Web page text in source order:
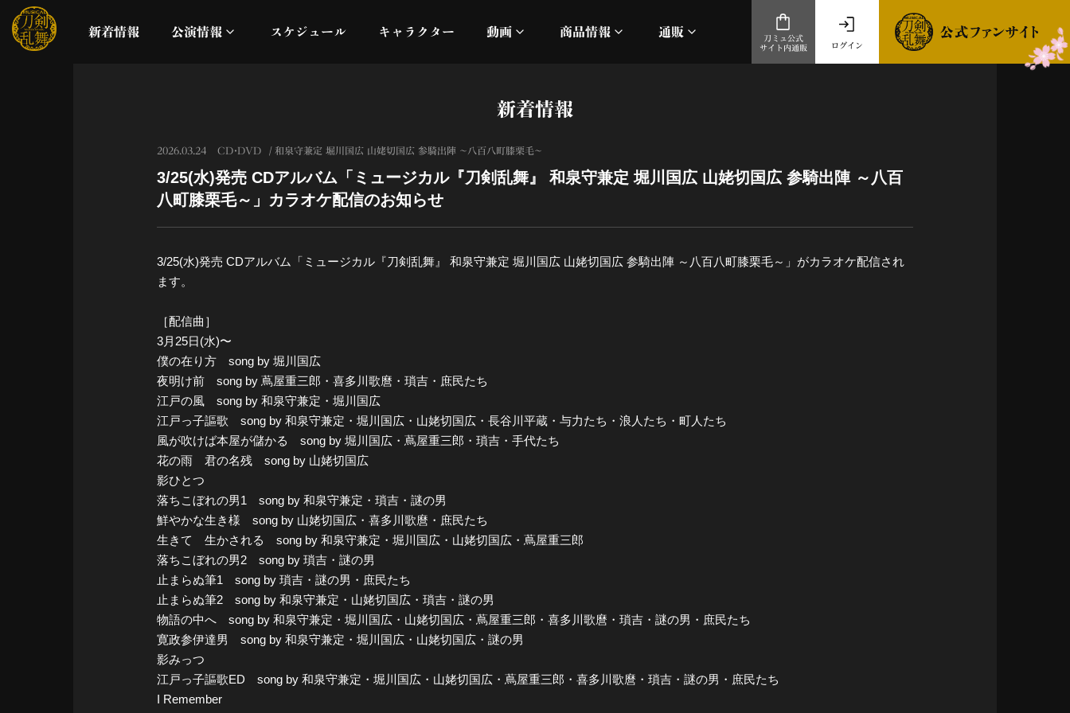
新着情報 公演情報
これまでの公演
公演に関するお知らせ
スケジュール キャラクター 動画
オフィシャルムービー
商品情報
加州清光 単騎出陣 極
ディスコグラフィー
通販
ログイン
刀ミュ公式
サイト内通販
新着情報
2026.03.24 CD・DVD 和泉守兼定 堀川国広 山姥切国広 参騎出陣 ～八百八町膝栗毛～
3/25(水)発売 CDアルバム「ミュージカル『刀剣乱舞』 和泉守兼定 堀川国広 山姥切国広 参騎出陣 ～八百
八町膝栗毛～」カラオケ配信のお知らせ
3/25(水)発売 CDアルバム「ミュージカル『刀剣乱舞』 和泉守兼定 堀川国広 山姥切国広 参騎出陣 ～八百八町膝栗毛～」がカラオケ配信され
ます。
［配信曲］
3月25日(水)〜
僕の在り方 song by 堀川国広
夜明け前 song by 蔦屋重三郎・喜多川歌麿・瑣吉・庶民たち
江戸の風 song by 和泉守兼定・堀川国広
江戸っ子謳歌 song by 和泉守兼定・堀川国広・山姥切国広・長谷川平蔵・与力たち・浪人たち・町人たち
風が吹けば本屋が儲かる song by 堀川国広・蔦屋重三郎・瑣吉・手代たち
花の雨 君の名残 song by 山姥切国広
影ひとつ
落ちこぼれの男1 song by 和泉守兼定・瑣吉・謎の男
鮮やかな生き様 song by 山姥切国広・喜多川歌麿・庶民たち
生きて 生かされる song by 和泉守兼定・堀川国広・山姥切国広・蔦屋重三郎
落ちこぼれの男2 song by 瑣吉・謎の男
止まらぬ筆1 song by 瑣吉・謎の男・庶民たち
止まらぬ筆2 song by 和泉守兼定・山姥切国広・瑣吉・謎の男
物語の中へ song by 和泉守兼定・堀川国広・山姥切国広・蔦屋重三郎・喜多川歌麿・瑣吉・謎の男・庶民たち
寛政参伊達男 song by 和泉守兼定・堀川国広・山姥切国広・謎の男
影みっつ
江戸っ子謳歌ED song by 和泉守兼定・堀川国広・山姥切国広・蔦屋重三郎・喜多川歌麿・瑣吉・謎の男・庶民たち
I Remember